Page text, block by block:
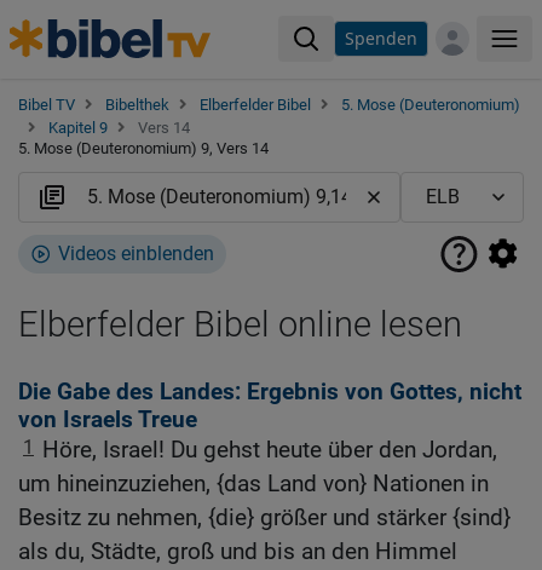
Spenden
Bibel TV Bibelthek Elberfelder Bibel
5. Mose (Deuteronomium)
Kapitel 9
Vers 14
5. Mose (Deuteronomium) 9, Vers 14
Videos einblenden
Elberfelder Bibel online lesen
Die Gabe des Landes: Ergebnis von Gottes, nicht
von Israels Treue
1
Höre, Israel! Du gehst heute über den Jordan,
um hineinzuziehen, {das Land von} Nationen in
Besitz zu nehmen, {die} größer und stärker {sind}
als du, Städte, groß und bis an den Himmel